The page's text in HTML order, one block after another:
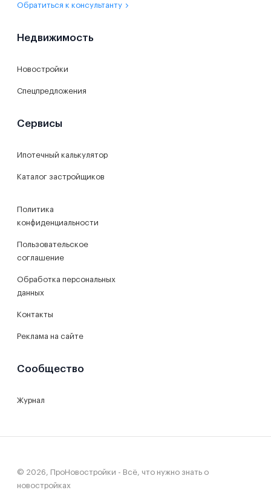
Обратиться к консультанту
Недвижимость
Новостройки
Спецпредложения
Сервисы
Ипотечный калькулятор
Каталог застройщиков
Политика
конфиденциальности
Пользовательское
соглашение
Обработка персональных
данных
Контакты
Реклама на сайте
Сообщество
Журнал
© 2026, ПроНовостройки - Всё, что нужно знать о
новостройках